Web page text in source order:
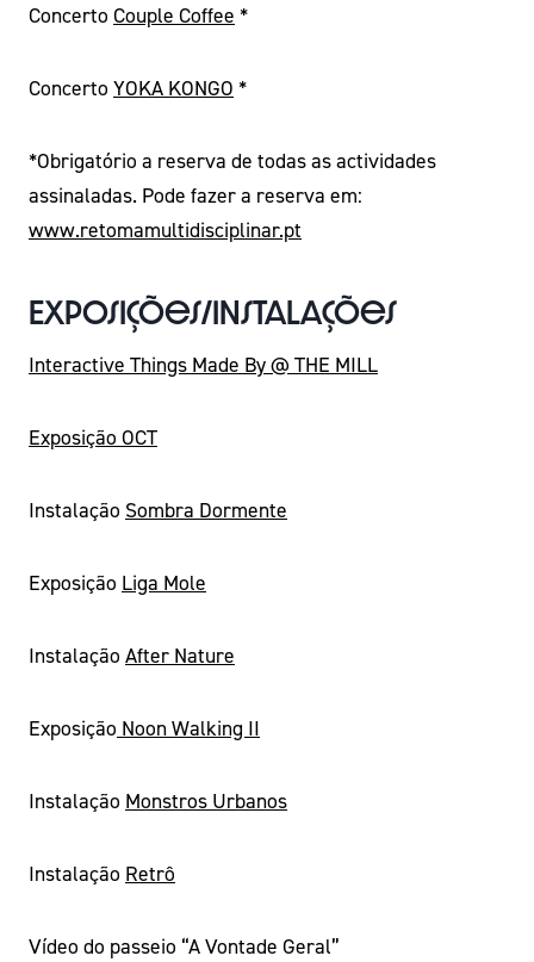
Concerto Couple Coffee *
Concerto YOKA KONGO *
*Obrigatório a reserva de todas as actividades
assinaladas. Pode fazer a reserva em:
www.retomamultidisciplinar.pt
Exposições/Instalações
Interactive Things Made By @ THE MILL
Exposição OCT
Instalação Sombra Dormente
Exposição Liga Mole
Instalação After Nature
Exposição Noon Walking II
Instalação Monstros Urbanos
Instalação Retrô
Vídeo do passeio “A Vontade Geral”